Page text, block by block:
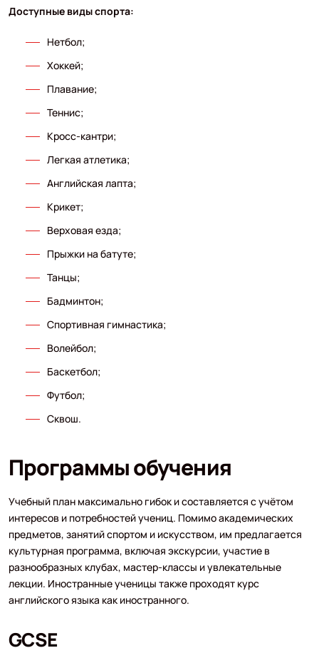
Доступные виды спорта:
Нетбол;
Хоккей;
Плавание;
Теннис;
Кросс-кантри;
Легкая атлетика;
Английская лапта;
Крикет;
Верховая езда;
Прыжки на батуте;
Танцы;
Бадминтон;
Спортивная гимнастика;
Волейбол;
Баскетбол;
Футбол;
Сквош.
Программы обучения
Учебный план максимально гибок и составляется с учётом
интересов и потребностей учениц. Помимо академических
предметов, занятий спортом и искусством, им предлагается
культурная программа, включая экскурсии, участие в
разнообразных клубах, мастер-классы и увлекательные
лекции. Иностранные ученицы также проходят курс
английского языка как иностранного.
GCSE